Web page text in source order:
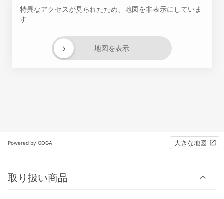
特異なアクセスが見られたため、地図を非表示にしていま
す
地図を表示
›
Powered by GOGA 大きな地図
取り扱い商品